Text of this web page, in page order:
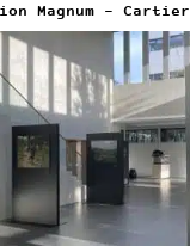
Magnum – Cartier